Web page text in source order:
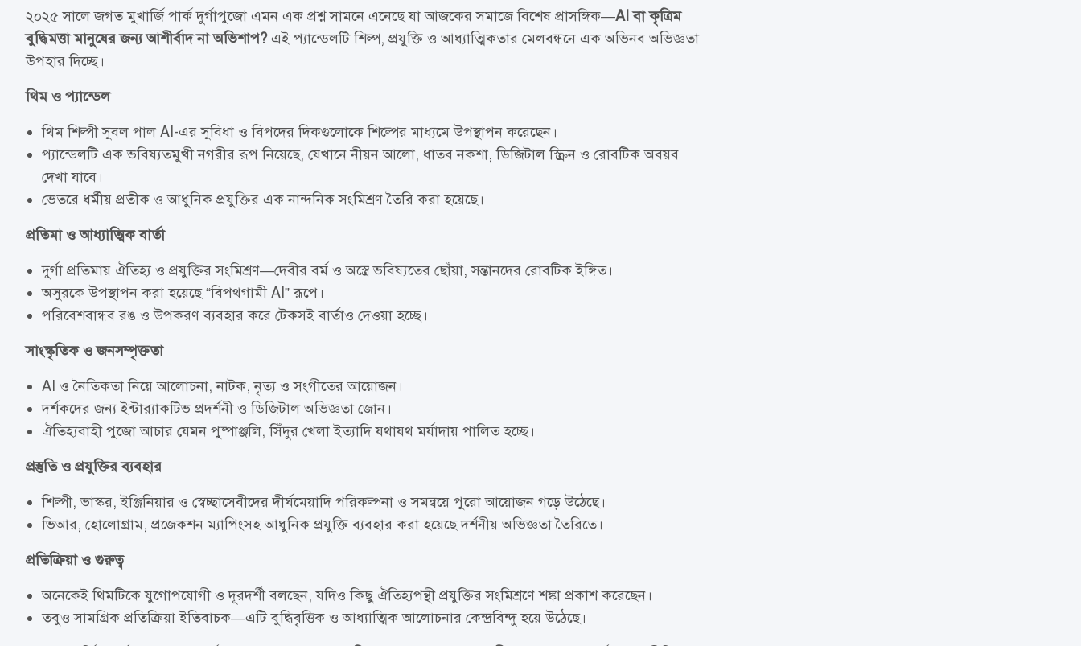
২০২৫ সালে জগত মুখার্জি পার্ক দুর্গাপুজো এমন এক প্রশ্ন সামনে এনেছে যা আজকের সমাজে বিশেষ প্রাসঙ্গিক—AI বা কৃত্রিম
বুদ্ধিমত্তা মানুষের জন্য আশীর্বাদ না অভিশাপ?এই প্যান্ডেলটি শিল্প, প্রযুক্তি ও আধ্যাত্মিকতার মেলবন্ধনে এক অভিনব অভিজ্ঞতা
উপহার দিচ্ছে।
থিম ও প্যান্ডেল
থিম শিল্পী সুবল পাল AI-এর সুবিধা ও বিপদের দিকগুলোকে শিল্পের মাধ্যমে উপস্থাপন করেছেন।
প্যান্ডেলটি এক ভবিষ্যতমুখী নগরীর রূপ নিয়েছে, যেখানে নীয়ন আলো, ধাতব নকশা, ডিজিটাল স্ক্রিন ও রোবটিক অবয়ব
দেখা যাবে।
ভেতরে ধর্মীয় প্রতীক ও আধুনিক প্রযুক্তির এক নান্দনিক সংমিশ্রণ তৈরি করা হয়েছে।
প্রতিমা ও আধ্যাত্মিক বার্তা
দুর্গা প্রতিমায় ঐতিহ্য ও প্রযুক্তির সংমিশ্রণ—দেবীর বর্ম ও অস্ত্রে ভবিষ্যতের ছোঁয়া, সন্তানদের রোবটিক ইঙ্গিত।
অসুরকে উপস্থাপন করা হয়েছে “বিপথগামী AI” রূপে।
পরিবেশবান্ধব রঙ ও উপকরণ ব্যবহার করে টেকসই বার্তাও দেওয়া হচ্ছে।
সাংস্কৃতিক ও জনসম্পৃক্ততা
AI ও নৈতিকতা নিয়ে আলোচনা, নাটক, নৃত্য ও সংগীতের আয়োজন।
দর্শকদের জন্য ইন্টার‌্যাকটিভ প্রদর্শনী ও ডিজিটাল অভিজ্ঞতা জোন।
ঐতিহ্যবাহী পুজো আচার যেমন পুষ্পাঞ্জলি, সিঁদুর খেলা ইত্যাদি যথাযথ মর্যাদায় পালিত হচ্ছে।
প্রস্তুতি ও প্রযুক্তির ব্যবহার
শিল্পী, ভাস্কর, ইঞ্জিনিয়ার ও স্বেচ্ছাসেবীদের দীর্ঘমেয়াদি পরিকল্পনা ও সমন্বয়ে পুরো আয়োজন গড়ে উঠেছে।
ভিআর, হোলোগ্রাম, প্রজেকশন ম্যাপিংসহ আধুনিক প্রযুক্তি ব্যবহার করা হয়েছে দর্শনীয় অভিজ্ঞতা তৈরিতে।
প্রতিক্রিয়া ও গুরুত্ব
অনেকেই থিমটিকে যুগোপযোগী ও দূরদর্শী বলছেন, যদিও কিছু ঐতিহ্যপন্থী প্রযুক্তির সংমিশ্রণে শঙ্কা প্রকাশ করেছেন।
তবুও সামগ্রিক প্রতিক্রিয়া ইতিবাচক—এটি বুদ্ধিবৃত্তিক ও আধ্যাত্মিক আলোচনার কেন্দ্রবিন্দু হয়ে উঠেছে।